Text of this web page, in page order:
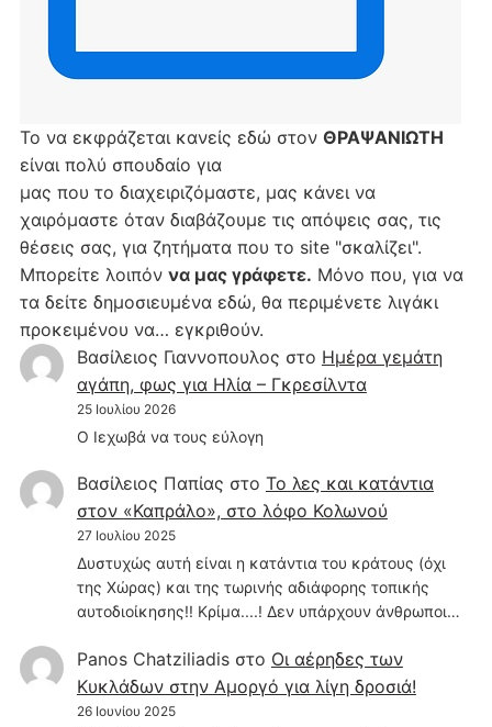
Το να εκφράζεται κανείς εδώ στον ΘΡΑΨΑΝΙΩΤΗ
είναι πολύ σπουδαίο για
μας που το διαχειριζόμαστε, μας κάνει να
χαιρόμαστε όταν διαβάζουμε τις απόψεις σας, τις
θέσεις σας, για ζητήματα που το site "σκαλίζει".
Μπορείτε λοιπόν να μας γράφετε. Μόνο που, για να
τα δείτε δημοσιευμένα εδώ, θα περιμένετε λιγάκι
προκειμένου να… εγκριθούν.
Βασίλειος Γιαννοπουλος στο Hμέρα γεμάτη
αγάπη, φως για Ηλία – Γκρεσίλντα
25 Ιουλίου 2026
Ο Ιεχωβά να τους εύλογη
Βασίλειος Παπίας στο Το λες και κατάντια
στον «Καπράλο», στο λόφο Κολωνού
27 Ιουλίου 2025
Δυστυχώς αυτή είναι η κατάντια του κράτους (όχι
της Χώρας) και της τωρινής αδιάφορης τοπικής
αυτοδιοίκησης!! Κρίμα....! Δεν υπάρχουν άνθρωποι…
Panos Chatziliadisστο Οι αέρηδες των
Κυκλάδων στην Αμοργό για λίγη δροσιά!
26 Ιουνίου 2025